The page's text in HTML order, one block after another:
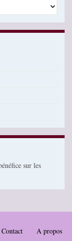
sur les
Contact A propos